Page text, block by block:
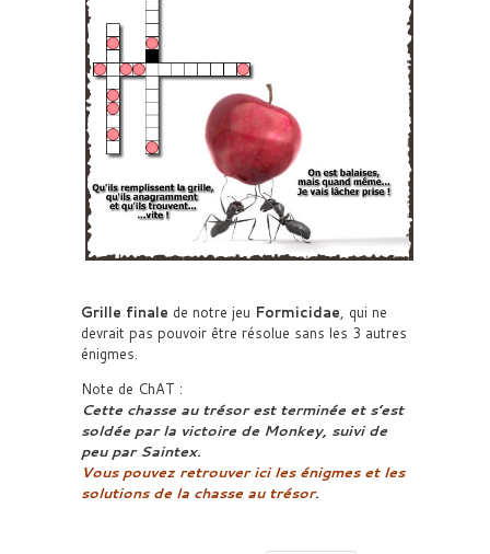
Grille finale de notre jeu Formicidae, qui ne
devrait pas pouvoir être résolue sans les 3 autres
énigmes.
Note de ChAT :
Cette chasse au trésor est terminée et s’est
soldée par la victoire de Monkey, suivi de
peu par Saintex.
Vous pouvez retrouver ici les énigmes et les
solutions de la chasse au trésor.